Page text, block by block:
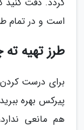
است و در تمام
طرز تهیه
برای درست کردن
پیرکس بهره
هم مانعی